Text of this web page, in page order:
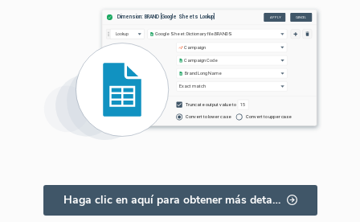
Haga clic en aquí para obtener más detalles